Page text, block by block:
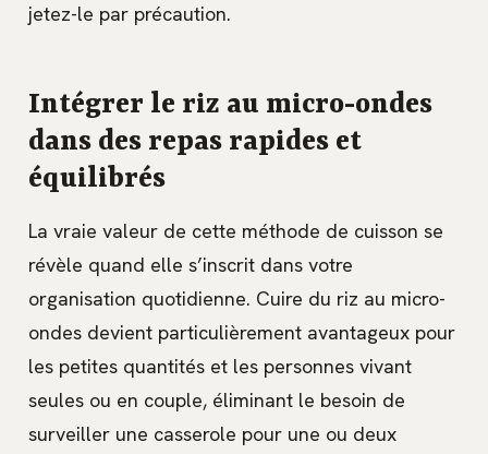
jetez-le par précaution.
Intégrer le riz au micro-ondes
dans des repas rapides et
équilibrés
La vraie valeur de cette méthode de cuisson se
révèle quand elle s’inscrit dans votre
organisation quotidienne. Cuire du riz au micro-
ondes devient particulièrement avantageux pour
les petites quantités et les personnes vivant
seules ou en couple, éliminant le besoin de
surveiller une casserole pour une ou deux